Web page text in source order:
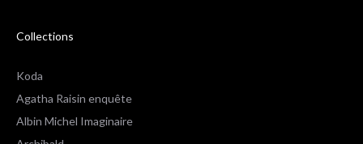
Collections
Koda
Agatha Raisin enquête
Albin Michel Imaginaire